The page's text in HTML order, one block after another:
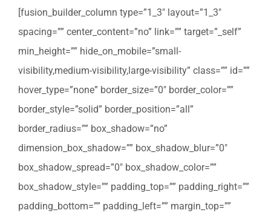
[fusion_builder_column type=”1_3″ layout=”1_3″
spacing=”” center_content=”no” link=”” target=”_self”
min_height=”” hide_on_mobile=”small-
visibility,medium-visibility,large-visibility” class=”” id=””
hover_type=”none” border_size=”0″ border_color=””
border_style=”solid” border_position=”all”
border_radius=”” box_shadow=”no”
dimension_box_shadow=”” box_shadow_blur=”0″
box_shadow_spread=”0″ box_shadow_color=””
box_shadow_style=”” padding_top=”” padding_right=””
padding_bottom=”” padding_left=”” margin_top=””